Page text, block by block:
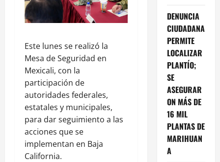
Este lunes se realizó la
Mesa de Seguridad en
Mexicali, con la
participación de
autoridades federales,
estatales y municipales,
para dar seguimiento a las
acciones que se
implementan en Baja
California.
DENUNCIA
CIUDADANA
PERMITE
LOCALIZAR
PLANTÍO;
SE
ASEGURAR
ON MÁS DE
16 MIL
PLANTAS DE
MARIHUAN
A